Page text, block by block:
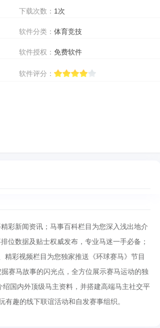
下载次数： 1次
软件分类： 体育竞技
软件授权： 免费软件
软件评分：
彩新闻资讯；马事百科栏目为您深入浅出地介
位数据及贴士权威发布，专业马迷一手必备；
彩视频栏目为您独家推送《环球赛马》节目
赛马故事的闪光点，全方位展示赛马运动的独
国内外顶级马主资料，并搭建高端马主社交平
趣的线下联谊活动和自发赛事组织。